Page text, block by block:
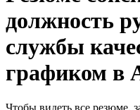
должность
службы
графиком в
Чтобы видеть все резюме,